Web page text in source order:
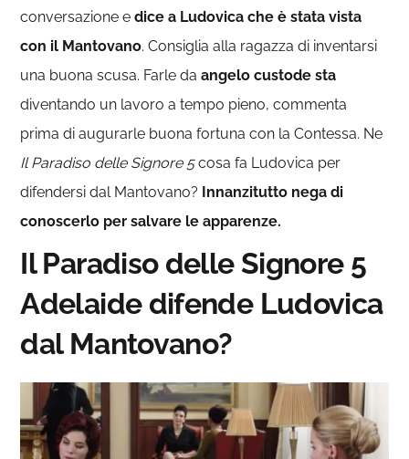
conversazione edice a Ludovica che è stata vista
con il Mantovano. Consiglia alla ragazza di inventarsi
una buona scusa. Farle daangelo custode sta
diventando un lavoro a tempo pieno, commenta
prima di augurarle buona fortuna con la Contessa. Ne
Il Paradiso delle Signore 5cosa fa Ludovica per
difendersi dal Mantovano? Innanzitutto nega di
conoscerlo per salvare le apparenze.
Il Paradiso delle Signore 5
Adelaide difende Ludovica
dal Mantovano?